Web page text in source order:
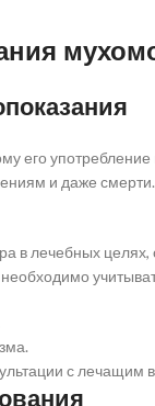
его
и даже
лечебных целях,
с лечащим